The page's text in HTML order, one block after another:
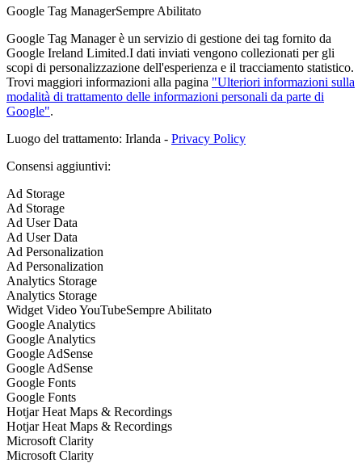
Google Tag ManagerSempre Abilitato
Google Tag Manager è un servizio di gestione dei tag fornito da
Google Ireland Limited.I dati inviati vengono collezionati per gli
scopi di personalizzazione dell'esperienza e il tracciamento statistico.
Trovi maggiori informazioni alla pagina "Ulteriori informazioni sulla
modalità di trattamento delle informazioni personali da parte di
Google".
Luogo del trattamento: Irlanda - Privacy Policy
Consensi aggiuntivi:
Ad Storage
Ad Storage
Ad User Data
Ad User Data
Ad Personalization
Ad Personalization
Analytics Storage
Analytics Storage
Widget Video YouTubeSempre Abilitato
Google Analytics
Google Analytics
Google AdSense
Google AdSense
Google Fonts
Google Fonts
Hotjar Heat Maps & Recordings
Hotjar Heat Maps & Recordings
Microsoft Clarity
Microsoft Clarity